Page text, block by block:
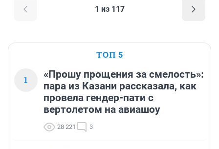
1 из 117
ТОП 5
1
«Прошу прощения за смелость»:
пара из Казани рассказала, как
провела гендер-пати с
вертолетом на авиашоу
28 221 3